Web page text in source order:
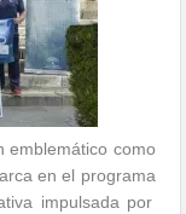
emblemático como
en el programa
impulsada por